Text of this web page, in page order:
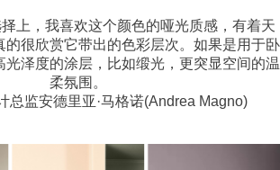
上，我喜欢这个颜色的哑光质感，有着天
的很欣赏它带出的色彩层次。如果是用于卧
光泽度的涂层，比如缎光，更突显空间的温
柔氛围。
监安德里亚·马格诺(Andrea Magno)